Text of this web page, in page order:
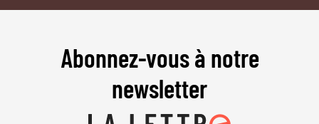
Abonnez-vous à notre
newsletter